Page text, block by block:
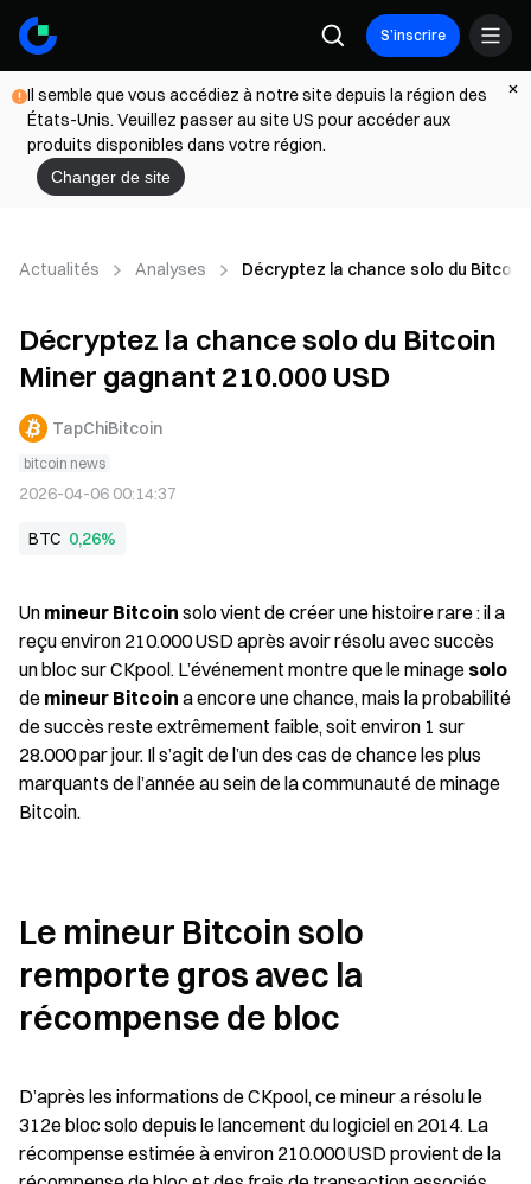
S’inscrire
Il semble que vous accédiez à notre site depuis la région des
États-Unis. Veuillez passer au site US pour accéder aux
produits disponibles dans votre région.
Changer de site
Actualités Analyses Décryptez la chance solo du Bitcoin
Décryptez la chance solo du Bitcoin
Miner gagnant 210.000 USD
TapChiBitcoin
bitcoin news
2026-04-06 00:14:37
BTC 0,26%
Un mineur Bitcoin solo vient de créer une histoire rare : il a
reçu environ 210.000 USD après avoir résolu avec succès
un bloc sur CKpool. L’événement montre que le minage solo
de mineur Bitcoin a encore une chance, mais la probabilité
de succès reste extrêmement faible, soit environ 1 sur
28.000 par jour. Il s’agit de l’un des cas de chance les plus
marquants de l’année au sein de la communauté de minage
Bitcoin.
Le mineur Bitcoin solo
remporte gros avec la
récompense de bloc
D’après les informations de CKpool, ce mineur a résolu le
312e bloc solo depuis le lancement du logiciel en 2014. La
récompense estimée à environ 210.000 USD provient de la